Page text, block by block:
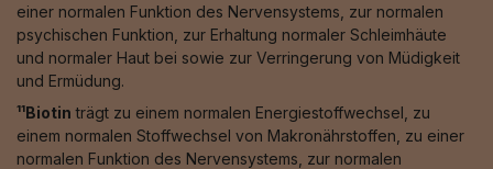
einer normalen Funktion des Nervensystems, zur normalen
psychischen Funktion, zur Erhaltung normaler Schleimhäute
und normaler Haut bei sowie zur Verringerung von Müdigkeit
und Ermüdung.
¹¹Biotin trägt zu einem normalen Energiestoffwechsel, zu
einem normalen Stoffwechsel von Makronährstoffen, zu einer
normalen Funktion des Nervensystems, zur normalen